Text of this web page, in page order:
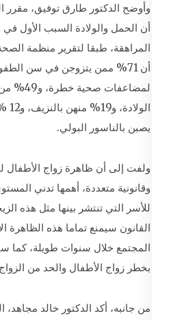
وأوضح الدكتور طارق توفيق،
أن الحمل والولادة السبب الأول
المراهقة، طبقا لتقرير منظمة
يصبن بالناسور البولي.
ولفت إلى أن ظاهرة زواج الأطفال
وقانونية متعددة، أهمها تدني
للأسر التي تنتشر بينها مثل هذه
القانون سيمنع تماما هذه الظاهرة
المجتمع خلال سنوات طويلة، كما
بخطر زواج الأطفال والحد من
من جانبه، أكد الدكتور خالد